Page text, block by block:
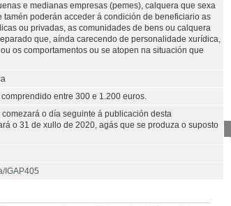
e medianas empresas (pemes), calquera que sexa
poderán acceder á condición de beneficiario as
ou privadas, as comunidades de bens ou calquera
que, aínda carecendo de personalidade xurídica,
os comportamentos ou se atopen na situación que
entre 300 e 1.200 euros.
o día seguinte á publicación desta
o 31 de xullo de 2020, agás que se produza o suposto
IGAP405